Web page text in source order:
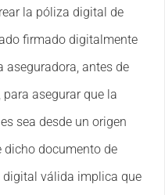
la póliza digital de
firmado digitalmente
aseguradora, antes de
asegurar que la
sea desde un origen
dicho documento de
válida implica que